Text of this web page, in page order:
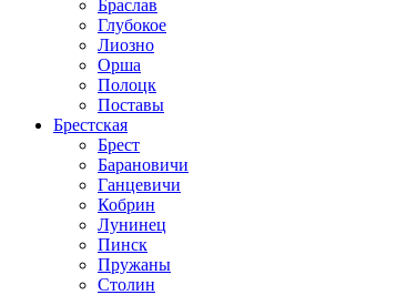
Браслав
Глубокое
Лиозно
Орша
Полоцк
Поставы
Брестская
Брест
Барановичи
Ганцевичи
Кобрин
Лунинец
Пинск
Пружаны
Столин